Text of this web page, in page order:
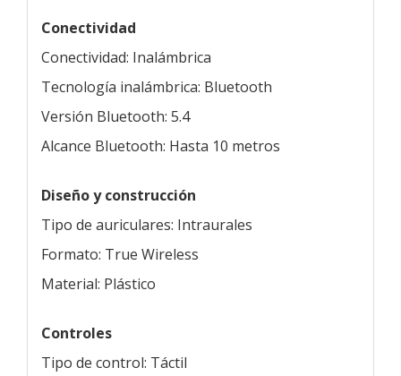
Conectividad
Conectividad: Inalámbrica
Tecnología inalámbrica: Bluetooth
Versión Bluetooth: 5.4
Alcance Bluetooth: Hasta 10 metros
Diseño y construcción
Tipo de auriculares: Intraurales
Formato: True Wireless
Material: Plástico
Controles
Tipo de control: Táctil